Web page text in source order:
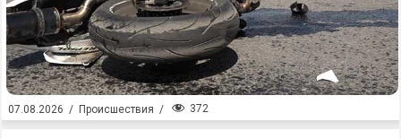
07.08.2026 / Происшествия / 372